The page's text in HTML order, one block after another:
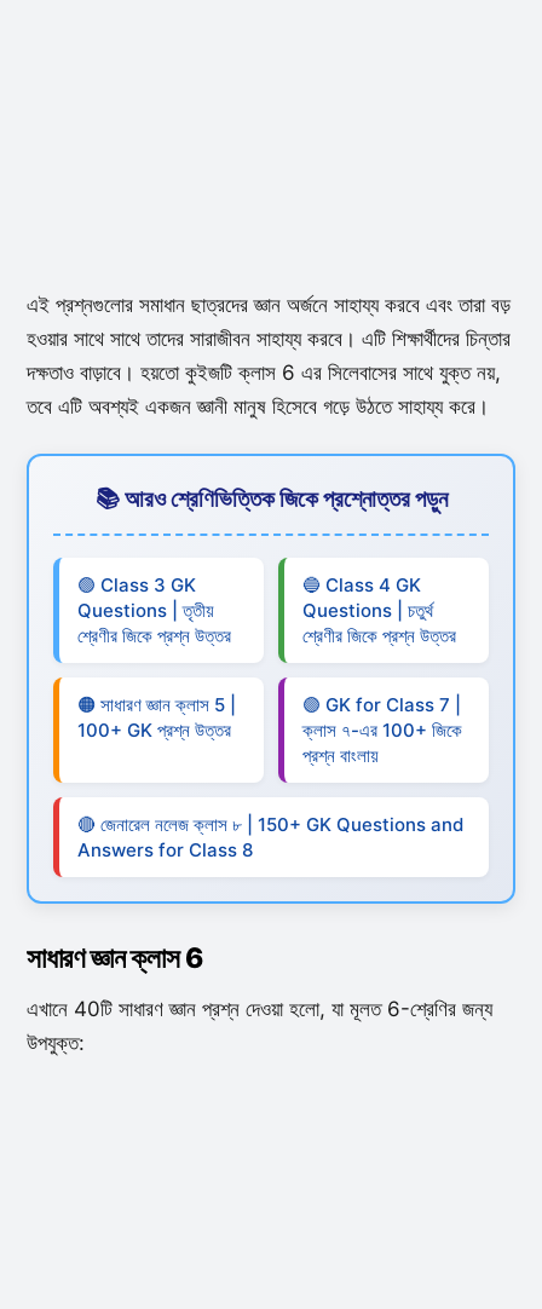
এই প্রশ্নগুলোর সমাধান ছাত্রদের জ্ঞান অর্জনে সাহায্য করবে এবং তারা বড়
হওয়ার সাথে সাথে তাদের সারাজীবন সাহায্য করবে। এটি শিক্ষার্থীদের চিন্তার
দক্ষতাও বাড়াবে। হয়তো কুইজটি ক্লাস 6 এর সিলেবাসের সাথে যুক্ত নয়,
তবে এটি অবশ্যই একজন জ্ঞানী মানুষ হিসেবে গড়ে উঠতে সাহায্য করে।
📚 আরও শ্রেণিভিত্তিক জিকে প্রশ্নোত্তর পড়ুন
🟢 Class 3 GK
Questions | তৃতীয়
শ্রেণীর জিকে প্রশ্ন উত্তর
🔵 Class 4 GK
Questions | চতুর্থ
শ্রেণীর জিকে প্রশ্ন উত্তর
🟠 সাধারণ জ্ঞান ক্লাস 5 |
100+ GK প্রশ্ন উত্তর
🟣 GK for Class 7 |
ক্লাস ৭-এর 100+ জিকে
প্রশ্ন বাংলায়
🔴 জেনারেল নলেজ ক্লাস ৮ | 150+ GK Questions and
Answers for Class 8
সাধারণ জ্ঞান ক্লাস 6
এখানে 40টি সাধারণ জ্ঞান প্রশ্ন দেওয়া হলো, যা মূলত 6-শ্রেণির জন্য
উপযুক্ত: